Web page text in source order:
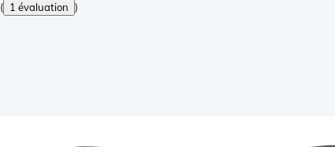
( 1 évaluation )